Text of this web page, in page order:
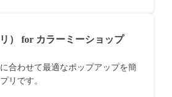
） for カラーミーショップ
合わせて最適なポップアップを簡
リです。